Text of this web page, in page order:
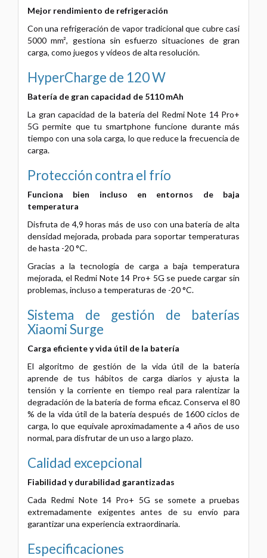
Mejor rendimiento de refrigeración
Con una refrigeración de vapor tradicional que cubre casi
5000 mm², gestiona sin esfuerzo situaciones de gran
carga, como juegos y vídeos de alta resolución.
HyperCharge de 120 W
Batería de gran capacidad de 5110 mAh
La gran capacidad de la batería del Redmi Note 14 Pro+
5G permite que tu smartphone funcione durante más
tiempo con una sola carga, lo que reduce la frecuencia de
carga.
Protección contra el frío
Funciona bien incluso en entornos de baja
temperatura
Disfruta de 4,9 horas más de uso con una batería de alta
densidad mejorada, probada para soportar temperaturas
de hasta -20 °C.
Gracias a la tecnología de carga a baja temperatura
mejorada, el Redmi Note 14 Pro+ 5G se puede cargar sin
problemas, incluso a temperaturas de -20 °C.
Sistema de gestión de baterías
Xiaomi Surge
Carga eficiente y vida útil de la batería
El algoritmo de gestión de la vida útil de la batería
aprende de tus hábitos de carga diarios y ajusta la
tensión y la corriente en tiempo real para ralentizar la
degradación de la batería de forma eficaz. Conserva el 80
% de la vida útil de la batería después de 1600 ciclos de
carga, lo que equivale aproximadamente a 4 años de uso
normal, para disfrutar de un uso a largo plazo.
Calidad excepcional
Fiabilidad y durabilidad garantizadas
Cada Redmi Note 14 Pro+ 5G se somete a pruebas
extremadamente exigentes antes de su envío para
garantizar una experiencia extraordinaria.
Especificaciones